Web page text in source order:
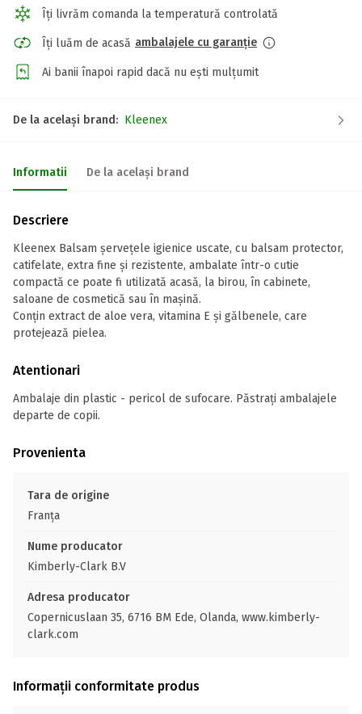
Îți livrăm comanda la temperatură controlată
Îți luăm de acasă ambalajele cu garanție
Ai banii înapoi rapid dacă nu ești mulțumit
De la același brand: Kleenex
Informatii De la același brand
Descriere
Kleenex Balsam șervețele igienice uscate, cu balsam protector,
catifelate, extra fine și rezistente, ambalate într-o cutie
compactă ce poate fi utilizată acasă, la birou, în cabinete,
saloane de cosmetică sau în mașină.
Conțin extract de aloe vera, vitamina E și gălbenele, care
protejează pielea.
Atentionari
Ambalaje din plastic - pericol de sufocare. Păstrați ambalajele
departe de copii.
Provenienta
Tara de origine
Franţa
Nume producator
Kimberly-Clark B.V
Adresa producator
Copernicuslaan 35, 6716 BM Ede, Olanda, www.kimberly-
clark.com
Informații conformitate produs